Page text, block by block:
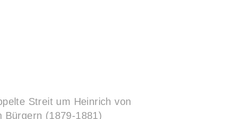
Streit um Heinrich von
Bürgern (1879-1881)